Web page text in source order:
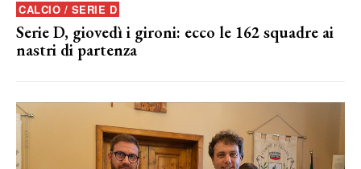
CALCIO / SERIE D
Serie D, giovedì i gironi: ecco le 162 squadre ai
nastri di partenza